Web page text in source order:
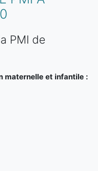
PMI de
maternelle et infantile :